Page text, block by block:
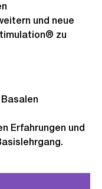
und neue
zu
Erfahrungen und